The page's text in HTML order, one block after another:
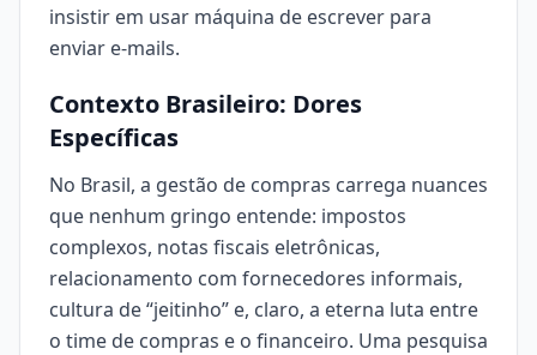
insistir em usar máquina de escrever para
enviar e-mails.
Contexto Brasileiro: Dores
Específicas
No Brasil, a gestão de compras carrega nuances
que nenhum gringo entende: impostos
complexos, notas fiscais eletrônicas,
relacionamento com fornecedores informais,
cultura de “jeitinho” e, claro, a eterna luta entre
o time de compras e o financeiro. Uma pesquisa